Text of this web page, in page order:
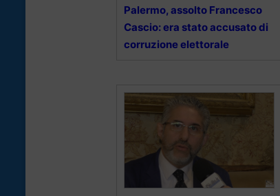
Palermo, assolto Francesco
Cascio: era stato accusato di
corruzione elettorale